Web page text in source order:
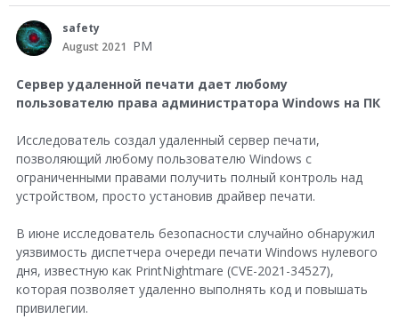
a
n
G
o
o
g
e
safety
August 2021 PM
Сервер удаленной печати дает любому
пользователю права администратора Windows на ПК
Исследователь создал удаленный сервер печати,
позволяющий любому пользователю Windows с
ограниченными правами получить полный контроль над
устройством, просто установив драйвер печати.
В июне исследователь безопасности случайно обнаружил
уязвимость диспетчера очереди печати Windows нулевого
дня, известную как PrintNightmare (CVE-2021-34527),
которая позволяет удаленно выполнять код и повышать
привилегии.